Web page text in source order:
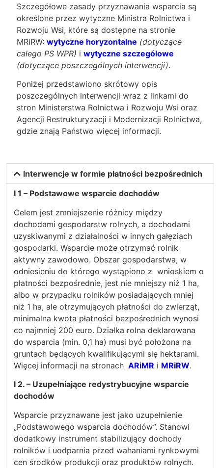
Szczegółowe zasady przyznawania wsparcia są
określone przez wytyczne Ministra Rolnictwa i
Rozwoju Wsi, które są dostępne na stronie
MRiRW: wytyczne horyzontalne (dotyczące
całego PS WPR) i wytyczne szczególowe
(dotyczące poszczególnych interwencji).
Poniżej przedstawiono skrótowy opis
poszczególnych interwencji wraz z linkami do
stron Ministerstwa Rolnictwa i Rozwoju Wsi oraz
Agencji Restrukturyzacji i Modernizacji Rolnictwa,
gdzie znają Państwo więcej informacji.
Interwencje w formie płatności bezpośrednich
I 1 – Podstawowe wsparcie dochodów
Celem jest zmniejszenie różnicy między
dochodami gospodarstw rolnych, a dochodami
uzyskiwanymi z działalności w innych gałęziach
gospodarki. Wsparcie może otrzymać rolnik
aktywny zawodowo. Obszar gospodarstwa, w
odniesieniu do którego wystąpiono z wnioskiem o
płatności bezpośrednie, jest nie mniejszy niż 1 ha,
albo w przypadku rolników posiadających mniej
niż 1 ha, ale otrzymujących płatności do zwierząt,
minimalna kwota płatności bezpośrednich wynosi
co najmniej 200 euro. Działka rolna deklarowana
do wsparcia (min. 0,1 ha) musi być położona na
gruntach będących kwalifikującymi się hektarami.
Więcej informacji na stronach ARiMR i MRiRW.
I 2. – Uzupełniające redystrybucyjne wsparcie
dochodów
Wsparcie przyznawane jest jako uzupełnienie
„Podstawowego wsparcia dochodów”. Stanowi
dodatkowy instrument stabilizujący dochody
rolników i uodparnia przed wahaniami rynkowymi
cen środków produkcji oraz produktów rolnych.